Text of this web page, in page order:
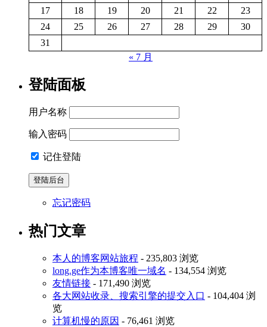
17
18 19 20 21 22
23
24
25 26 27 28 29
30
31
« 7 月
登陆面板
用户名称
输入密码
记住登陆
忘记密码
热门文章
本人的博客网站旅程 - 235,803 浏览
long.ge作为本博客唯一域名 - 134,554 浏览
友情链接 - 171,490 浏览
各大网站收录、搜索引擎的提交入口 - 104,404 浏
览
计算机慢的原因 - 76,461 浏览